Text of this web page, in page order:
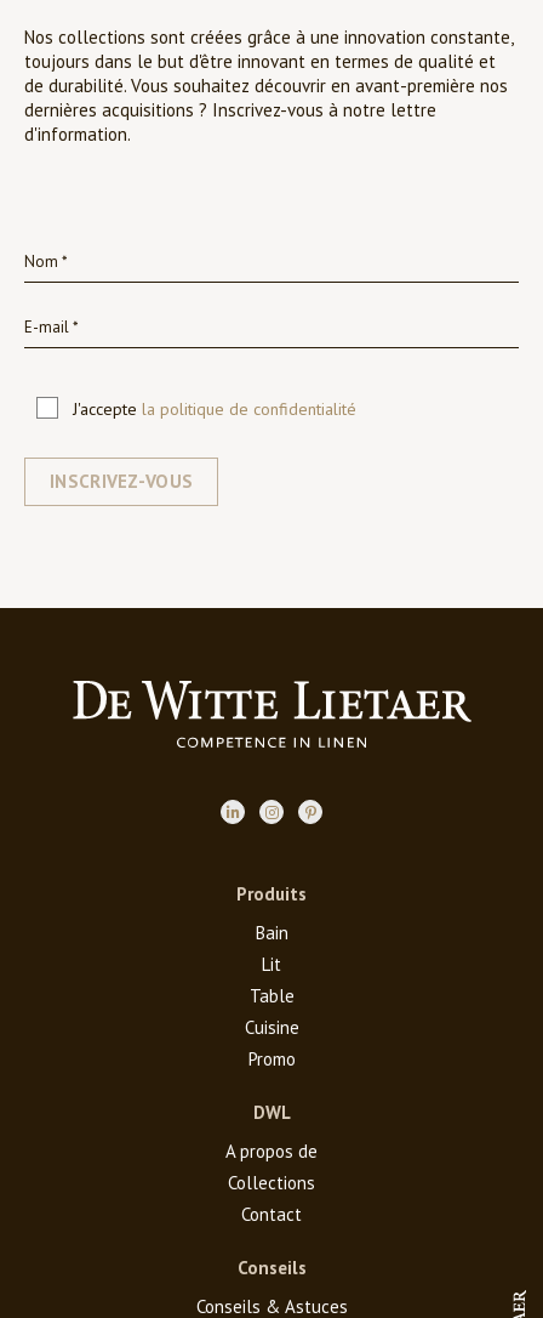
Nos collections sont créées grâce à une innovation constante,
toujours dans le but d'être innovant en termes de qualité et
de durabilité. Vous souhaitez découvrir en avant-première nos
dernières acquisitions ? Inscrivez-vous à notre lettre
d'information.
J'accepte la politique de confidentialité
INSCRIVEZ-VOUS
Produits
Bain
Lit
Table
Cuisine
Promo
DWL
A propos de
Collections
Contact
Conseils
Conseils & Astuces